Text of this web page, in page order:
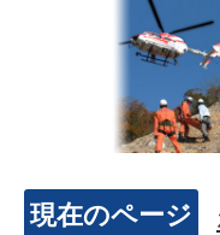
現在のページ